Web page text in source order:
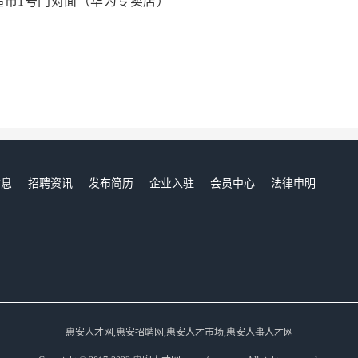
招聘资讯 发布简历 企业入驻 会员中心
法律申明
惠安人才网,惠安招聘网,惠安人才市场,惠安人事人才网